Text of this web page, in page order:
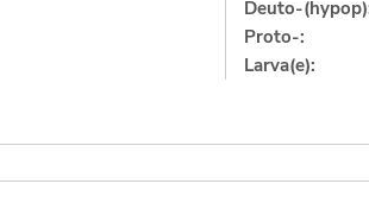
Deuto-
Proto-:
Larva(e):